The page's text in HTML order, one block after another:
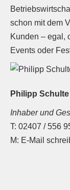
schon mit dem
Kunden – egal,
Events oder
Philipp Schulte
Inhaber und
02407 / 556
E-Mail